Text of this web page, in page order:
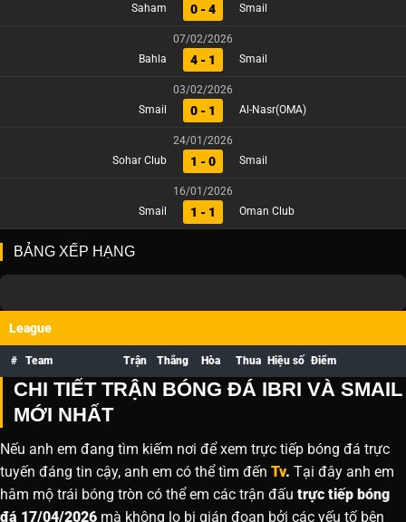
Saham
0 - 4 Smail
07/02/2026
Bahla
4 - 1 Smail
03/02/2026
Smail
0 - 1 Al-Nasr(OMA)
24/01/2026
Sohar Club
1 - 0 Smail
16/01/2026
Smail
1 - 1 Oman Club
BẢNG XẾP HẠNG
League
# Team Trận Thắng Hòa Thua Hiệu số Điểm
CHI TIẾT TRẬN BÓNG ĐÁ IBRI VÀ SMAIL
MỚI NHẤT
Nếu anh em đang tìm kiếm nơi để xem trực tiếp bóng đá trực
tuyến đáng tin cậy, anh em có thể tìm đến Tv. Tại đây anh em
hâm mộ trái bóng tròn có thể em các trận đấu trực tiếp bóng
đá 17/04/2026 mà không lo bị gián đoạn bởi các yếu tố bên